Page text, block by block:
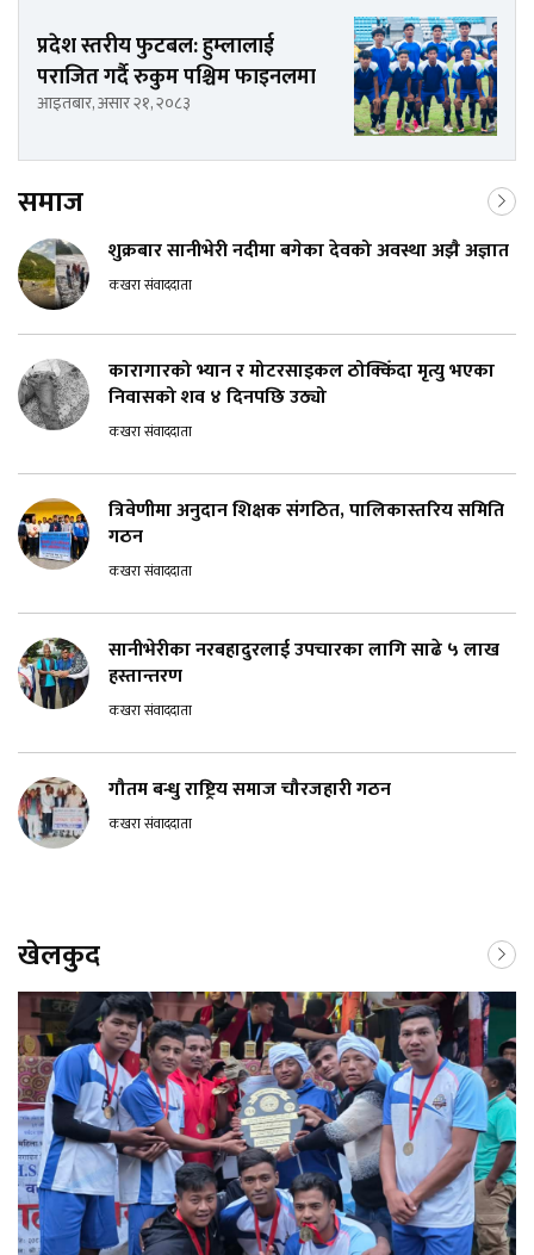
प्रदेश स्तरीय फुटबल: हुम्लालाई
पराजित गर्दै रुकुम पश्चिम फाइनलमा
आइतबार, असार २१, २०८३
समाज
शुक्रबार सानीभेरी नदीमा बगेका देवको अवस्था अझै अज्ञात
कखरा संवाददाता
कारागारको भ्यान र मोटरसाइकल ठोक्किँदा मृत्यु भएका
निवासको शव ४ दिनपछि उठ्यो
कखरा संवाददाता
त्रिवेणीमा अनुदान शिक्षक संगठित, पालिकास्तरिय समिति
गठन
कखरा संवाददाता
सानीभेरीका नरबहादुरलाई उपचारका लागि साढे ५ लाख
हस्तान्तरण
कखरा संवाददाता
गौतम बन्धु राष्ट्रिय समाज चौरजहारी गठन
कखरा संवाददाता
खेलकुद